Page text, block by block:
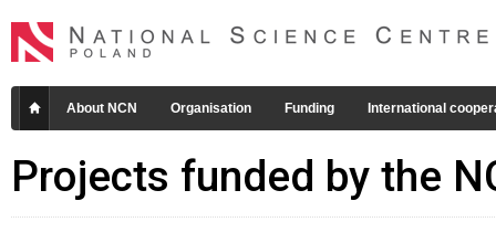
About NCN Organisation Funding International
Projects funded by the